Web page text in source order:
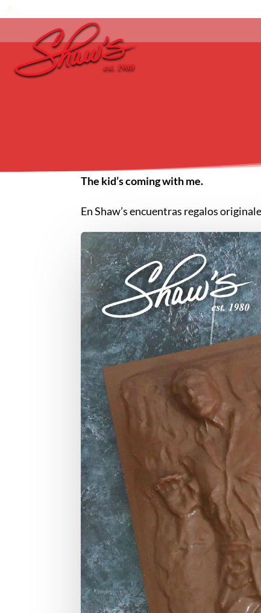
The kid’s coming with me.
En Shaw’s encuentras regalos